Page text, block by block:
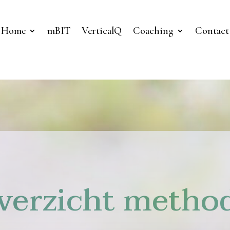
Home mBIT VerticalQ Coaching Contact